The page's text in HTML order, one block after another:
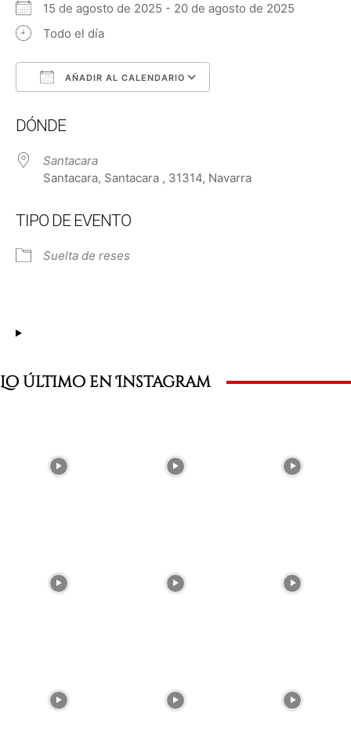
15 de agosto de 2025 - 20 de agosto de 2025
Todo el día
AÑADIR AL CALENDARIO
DÓNDE
Santacara
Santacara, Santacara , 31314, Navarra
TIPO DE EVENTO
Suelta de reses
Lo último en Instagram